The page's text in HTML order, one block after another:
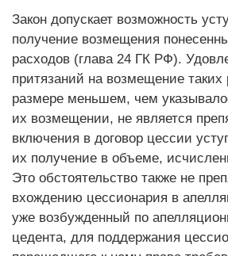
Закон допускает возможность
получение возмещения
расходов (глава 24 ГК РФ).
притязаний на возмещение таких
размере меньшем, чем
их возмещении, не является
включения в договор цессии
их получение в объеме,
Это обстоятельство также не
вхождению цессионария в
уже возбужденный по
цедента, для поддержания